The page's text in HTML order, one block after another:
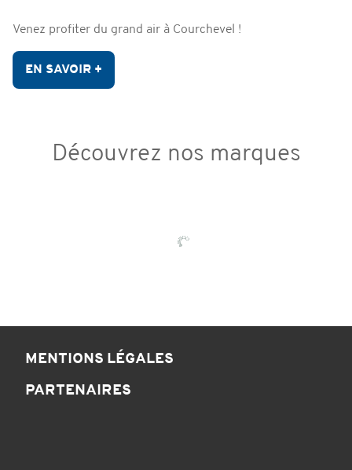
Venez profiter du grand air à Courchevel !
EN SAVOIR +
Découvrez nos marques
MENTIONS LÉGALES
PARTENAIRES